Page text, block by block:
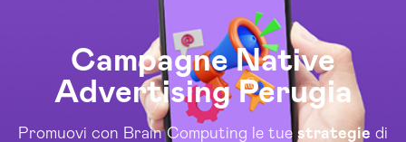
Campagne Native
Advertising Perugia
Promuovi con Brain Computing le tue strategie di